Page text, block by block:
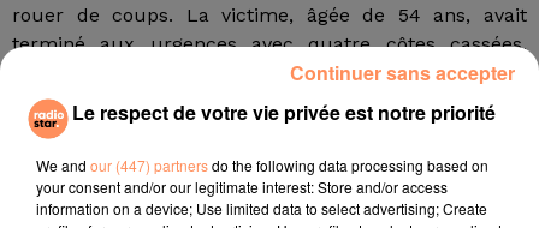
rouer de coups. La victime, âgée de 54 ans, avait
terminé aux urgences avec quatre côtes cassées,
plusieurs fractures et 20 jours d'interruption totale de
travail.
Mercredi, lors de l'audience au tribunal des Sables-
d'Olonne, le président s'est étonné que cette rumeur
puisse conduire à un tel déchaînement de violence. Le
Le respect de votre vie privée est notre priorité
We and our (447) partnersdo the following data processing based on
your consent and/or our legitimate interest: Store and/or access
information on a device; Use limited data to select advertising; Create
Continuer sans accepter